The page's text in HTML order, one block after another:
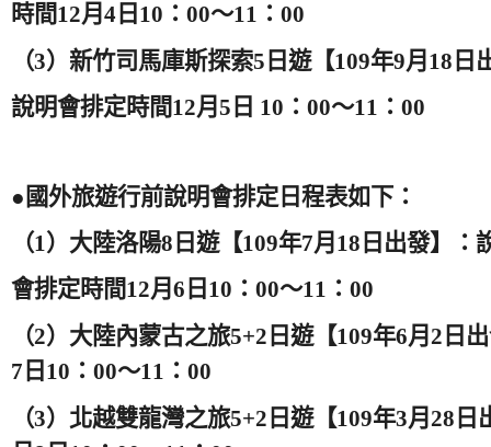
時間12月 4 日 10 ： 00～11 ： 00
（3）新竹司馬庫斯探索5 日遊【109年9月 18 日
說明會排定時間12月 5 日 10 ： 00～11 ： 00
●國外旅遊行前說明會排定日程表如下：
（1）大陸洛陽8 日遊【109年7月 18 日出發】：
會排定時間12月 6 日 10 ： 00～11 ： 00
（2）大陸內蒙古之旅5+2 日遊【109年6月 2 日
7 日 10 ： 00～11 ： 00
（3）北越雙龍灣之旅5+2 日遊【109年3月 28 日